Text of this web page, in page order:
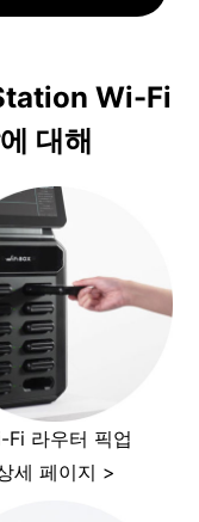
Wi-Fi
대해
Fi 라우터 픽업
세 페이지 >